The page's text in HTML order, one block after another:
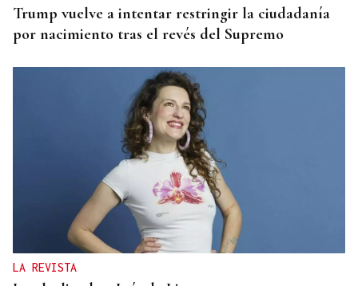
Trump vuelve a intentar restringir la ciudadanía
por nacimiento tras el revés del Supremo
LA REVISTA